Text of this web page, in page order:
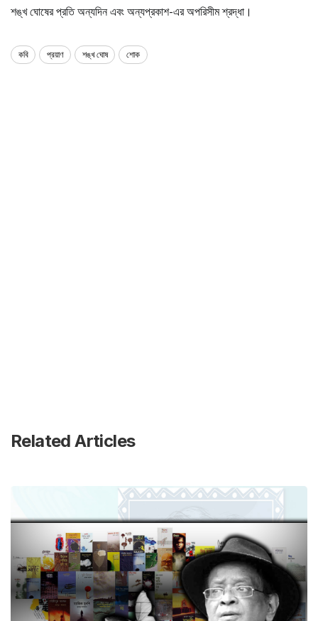
শঙ্খ ঘোষের প্রতি অন্যদিন এবং অন্যপ্রকাশ-এর অপরিসীম শ্রদ্ধা।
কবি প্রয়াণ শঙ্খ ঘোষ শোক
Related Articles